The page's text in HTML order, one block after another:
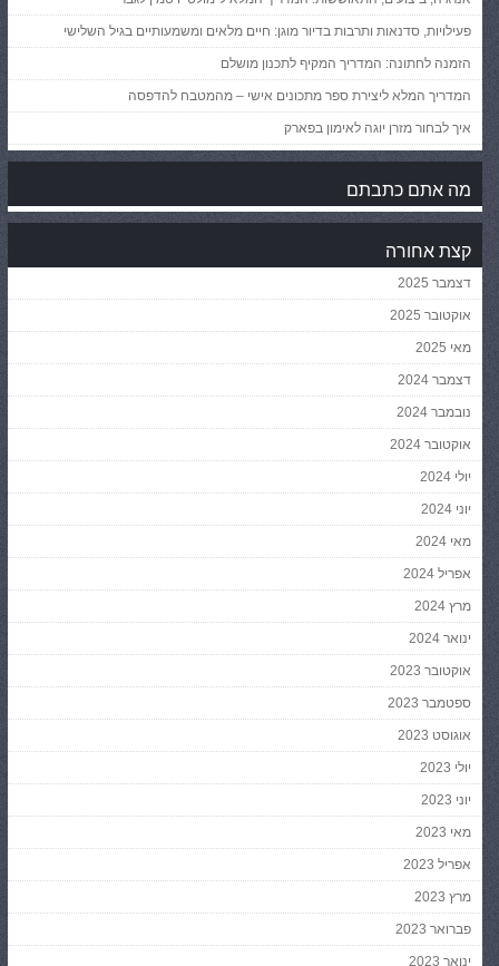
פעילויות, סדנאות ותרבות בדיור מוגן: חיים מלאים ומשמעותיים בגיל השלישי
הזמנה לחתונה: המדריך המקיף לתכנון מושלם
המדריך המלא ליצירת ספר מתכונים אישי – מהמטבח להדפסה
איך לבחור מזרן יוגה לאימון בפארק
מה אתם כתבתם
קצת אחורה
דצמבר 2025
אוקטובר 2025
מאי 2025
דצמבר 2024
נובמבר 2024
אוקטובר 2024
יולי 2024
יוני 2024
מאי 2024
אפריל 2024
מרץ 2024
ינואר 2024
אוקטובר 2023
ספטמבר 2023
אוגוסט 2023
יולי 2023
יוני 2023
מאי 2023
אפריל 2023
מרץ 2023
פברואר 2023
ינואר 2023